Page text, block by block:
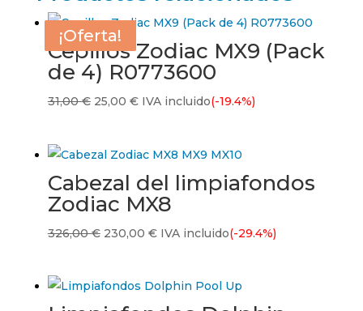
¡Oferta!
Cepillos Zodiac MX9 (Pack
de 4) R0773600
31,00€ El
era:
31,00 €.
25,00 €El
es:
25,00 €.
IVA incluido(-19.4%)
¡Oferta!
Cabezal del limpiafondos
Zodiac MX8
326,00€ El
230,00 €El
es:
IVA incluido(-29.4%)
¡Oferta!
¡Oferta!